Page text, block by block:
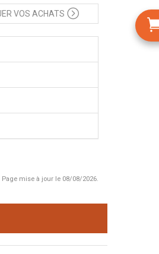
VOS ACHATS
Page mise à jour le 08/08/2026.